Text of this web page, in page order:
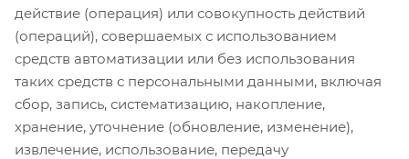
действие (операция) или совокупность действий
(операций), совершаемых с использованием
средств автоматизации или без использования
таких средств с персональными данными, включая
сбор, запись, систематизацию, накопление,
хранение, уточнение (обновление, изменение),
извлечение, использование, передачу